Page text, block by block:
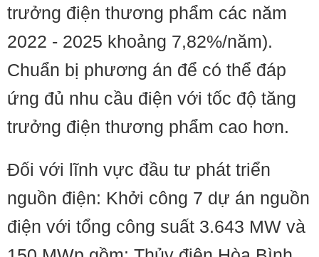
trưởng điện thương phẩm các năm
2022 - 2025 khoảng 7,82%/năm).
Chuẩn bị phương án để có thể đáp
ứng đủ nhu cầu điện với tốc độ tăng
trưởng điện thương phẩm cao hơn.
Đối với lĩnh vực đầu tư phát triển
nguồn điện: Khởi công 7 dự án nguồn
điện với tổng công suất 3.643 MW và